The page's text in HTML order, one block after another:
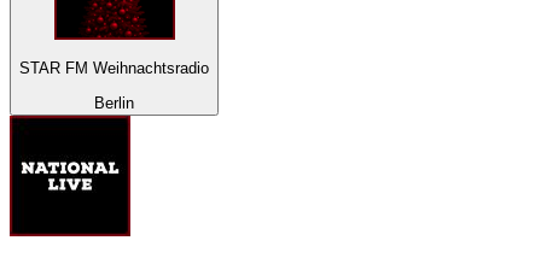
STAR FM Weihnachtsradio
Berlin